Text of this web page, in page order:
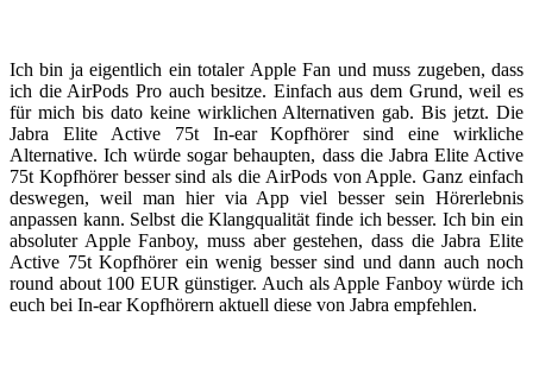
Ich bin ja eigentlich ein totaler Apple Fan und muss zugeben, dass
ich die AirPods Pro auch besitze. Einfach aus dem Grund, weil es
für mich bis dato keine wirklichen Alternativen gab. Bis jetzt. Die
Jabra Elite Active 75t In-ear Kopfhörer sind eine wirkliche
Alternative. Ich würde sogar behaupten, dass die Jabra Elite Active
75t Kopfhörer besser sind als die AirPods von Apple. Ganz einfach
deswegen, weil man hier via App viel besser sein Hörerlebnis
anpassen kann. Selbst die Klangqualität finde ich besser. Ich bin ein
absoluter Apple Fanboy, muss aber gestehen, dass die Jabra Elite
Active 75t Kopfhörer ein wenig besser sind und dann auch noch
round about 100 EUR günstiger. Auch als Apple Fanboy würde ich
euch bei In-ear Kopfhörern aktuell diese von Jabra empfehlen.